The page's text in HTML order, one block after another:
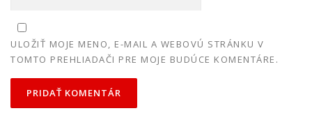
ULOŽIŤ MOJE MENO, E-MAIL A WEBOVÚ STRÁNKU V
TOMTO PREHLIADAČI PRE MOJE BUDÚCE KOMENTÁRE.